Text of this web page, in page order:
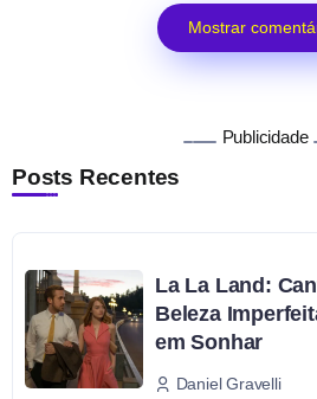
Mostrar
Publicidade
Posts Recentes
La La Land:
Beleza
em Sonhar
Daniel Gravelli